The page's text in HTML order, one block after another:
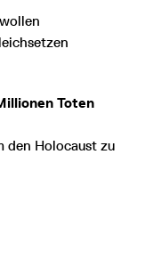
Toten
den Holocaust zu